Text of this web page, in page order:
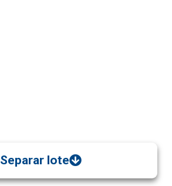
Separar lote